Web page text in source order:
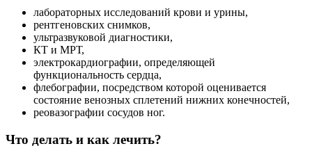
лабораторных исследований крови и урины,
рентгеновских снимков,
ультразвуковой диагностики,
КТ и МРТ,
электрокардиографии, определяющей
функциональность сердца,
флебографии, посредством которой оценивается
состояние венозных сплетений нижних конечностей,
реовазографии сосудов ног.
Что делать и как лечить?